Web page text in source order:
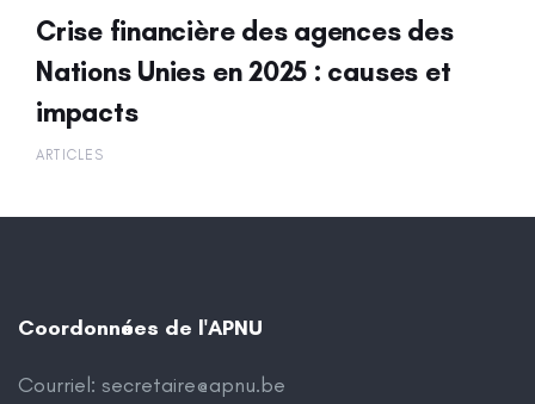
Crise financière des agences des
Nations Unies en 2025 : causes et
impacts
ARTICLES
Coordonnées de l'APNU
Courriel: secretaire@apnu.be